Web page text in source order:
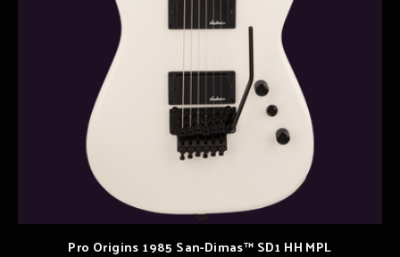
Pro Origins 1985 San-Dimas™ SD1 HH MPL